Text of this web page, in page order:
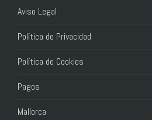
Aviso Legal
Política de Privacidad
Política de Cookies
Pagos
Mallorca